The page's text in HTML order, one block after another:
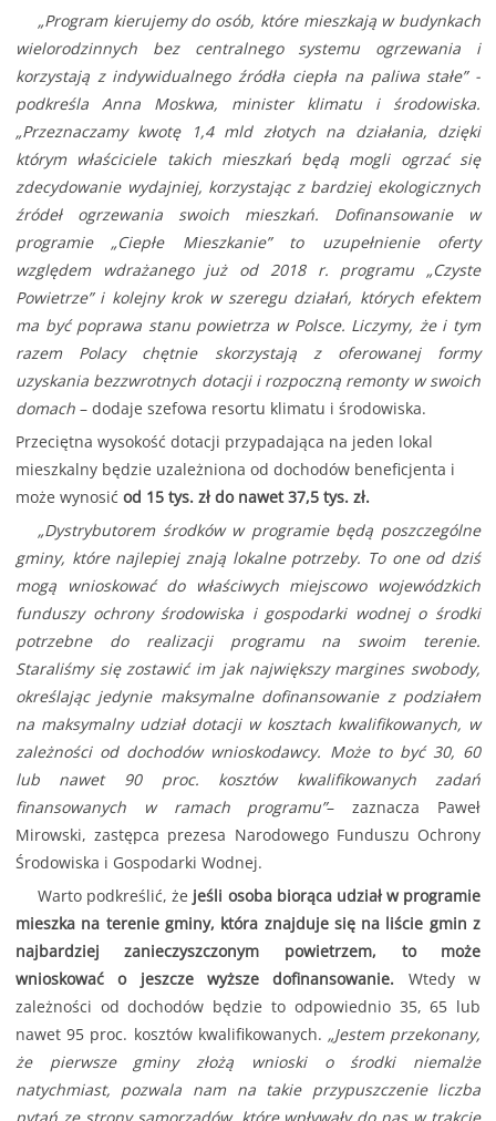
„Program kierujemy do osób, które mieszkają w budynkach
wielorodzinnych bez centralnego systemu ogrzewania i
korzystają z indywidualnego źródła ciepła na paliwa stałe” -
podkreśla Anna Moskwa, minister klimatu i środowiska.
„Przeznaczamy kwotę 1,4 mld złotych na działania, dzięki
którym właściciele takich mieszkań będą mogli ogrzać się
zdecydowanie wydajniej, korzystając z bardziej ekologicznych
źródeł ogrzewania swoich mieszkań. Dofinansowanie w
programie „Ciepłe Mieszkanie” to uzupełnienie oferty
względem wdrażanego już od 2018 r. programu „Czyste
Powietrze” i kolejny krok w szeregu działań, których efektem
ma być poprawa stanu powietrza w Polsce. Liczymy, że i tym
razem Polacy chętnie skorzystają z oferowanej formy
uzyskania bezzwrotnych dotacji i rozpoczną remonty w swoich
domach– dodaje szefowa resortu klimatu i środowiska.
Przeciętna wysokość dotacji przypadająca na jeden lokal
mieszkalny będzie uzależniona od dochodów beneficjenta i
może wynosić od 15 tys. zł do nawet 37,5 tys. zł.
„Dystrybutorem środków w programie będą poszczególne
gminy, które najlepiej znają lokalne potrzeby. To one od dziś
mogą wnioskować do właściwych miejscowo wojewódzkich
funduszy ochrony środowiska i gospodarki wodnej o środki
potrzebne do realizacji programu na swoim terenie.
Staraliśmy się zostawić im jak największy margines swobody,
określając jedynie maksymalne dofinansowanie z podziałem
na maksymalny udział dotacji w kosztach kwalifikowanych, w
zależności od dochodów wnioskodawcy. Może to być 30, 60
lub nawet 90 proc. kosztów kwalifikowanych zadań
finansowanych w ramach programu”– zaznacza Paweł
Mirowski, zastępca prezesa Narodowego Funduszu Ochrony
Środowiska i Gospodarki Wodnej.
Warto podkreślić, że jeśli osoba biorąca udział w programie
mieszka na terenie gminy, która znajduje się na liście gmin z
najbardziej zanieczyszczonym powietrzem, to może
wnioskować o jeszcze wyższe dofinansowanie. Wtedy w
zależności od dochodów będzie to odpowiednio 35, 65 lub
nawet 95 proc. kosztów kwalifikowanych. „Jestem przekonany,
że pierwsze gminy złożą wnioski o środki niemalże
natychmiast, pozwala nam na takie przypuszczenie liczba